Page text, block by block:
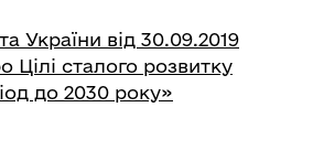
України від 30.09.2019
Цілі сталого розвитку
до 2030 року»